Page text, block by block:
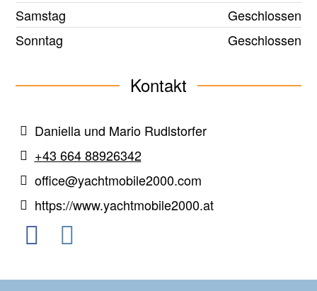
Samstag
Geschlossen
Sonntag
Geschlossen
Kontakt
Daniella und Mario Rudlstorfer
+43 664 88926342
office@yachtmobile2000.com
https://www.yachtmobile2000.at